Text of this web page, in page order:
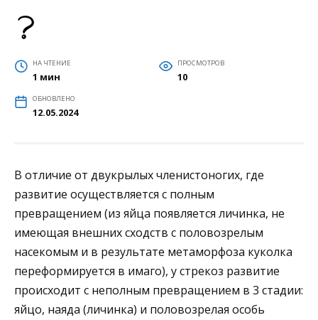
НА ЧТЕНИЕ
1 мин
ПРОСМОТРОВ
10
ОБНОВЛЕНО
12.05.2024
В отличие от двукрылых членистоногих, где
развитие осуществляется с полным
превращением (из яйца появляется личинка, не
имеющая внешних сходств с половозрелым
насекомым и в результате метаморфоза куколка
переформируется в имаго), у стрекоз развитие
происходит с неполным превращением в 3 стадии:
яйцо, наяда (личинка) и половозрелая особь